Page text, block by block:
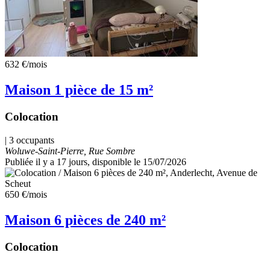
632 €/mois
Maison 1 pièce de 15 m²
Colocation
| 3 occupants
Woluwe-Saint-Pierre, Rue Sombre
Publiée il y a 17 jours, disponible le 15/07/2026
650 €/mois
Maison 6 pièces de 240 m²
Colocation